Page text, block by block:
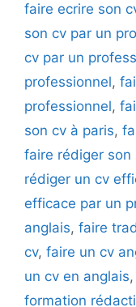
faire ecrire son
son cv par un
cv par un
professionnel,
professionnel,
son cv à paris,
faire rédiger son
rédiger un cv
efficace par un
anglais, faire
cv, faire un cv
un cv en anglais,
formation